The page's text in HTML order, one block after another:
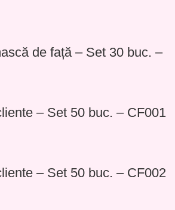
de față – Set 30 buc. –
– Set 50 buc. – CF001
– Set 50 buc. – CF002